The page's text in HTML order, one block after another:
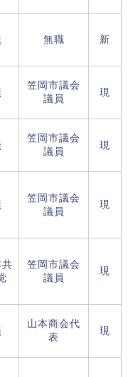
無職 新
笠岡市議会
議員
現
笠岡市議会
議員
現
笠岡市議会
議員
現
共
笠岡市議会
議員
現
山本商会代
表
現